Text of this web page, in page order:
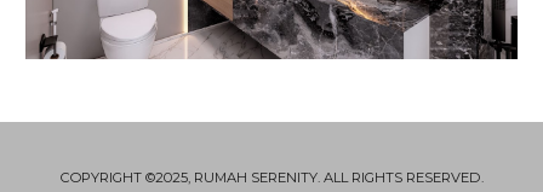
COPYRIGHT ©2025, RUMAH SERENITY. ALL RIGHTS RESERVED.